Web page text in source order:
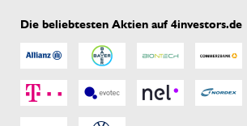
Die beliebtesten Aktien auf 4investors.de